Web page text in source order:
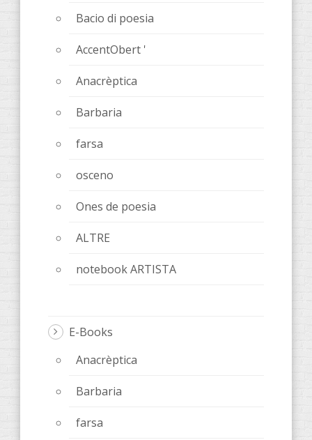
Bacio di poesia
AccentObert '
Anacrèptica
Barbaria
farsa
osceno
Ones de poesia
ALTRE
notebook ARTISTA
E-Books
Anacrèptica
Barbaria
farsa